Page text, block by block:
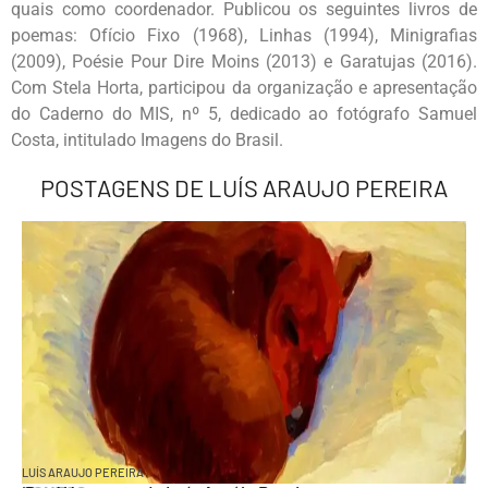
quais como coordenador. Publicou os seguintes livros de
poemas: Ofício Fixo (1968), Linhas (1994), Minigrafias
(2009), Poésie Pour Dire Moins (2013) e Garatujas (2016).
Com Stela Horta, participou da organização e apresentação
do Caderno do MIS, nº 5, dedicado ao fotógrafo Samuel
Costa, intitulado Imagens do Brasil.
POSTAGENS DE LUÍS ARAUJO PEREIRA
LUÍS ARAUJO PEREIRA